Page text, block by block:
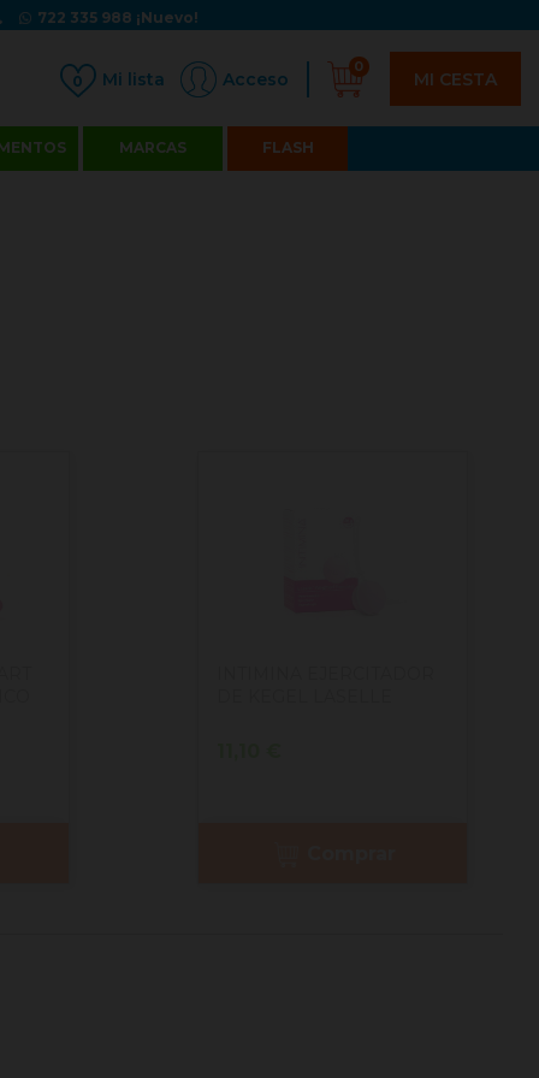
722 335 988 ¡Nuevo!
0 Acceso
0
MI CESTA
MARCAS FLASH